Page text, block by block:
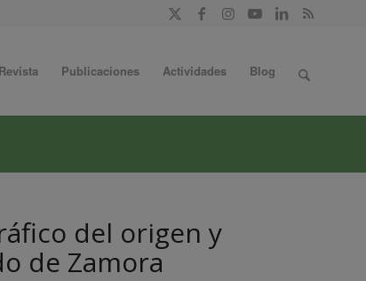
Revista Publicaciones Actividades Blog
del origen y
de Zamora